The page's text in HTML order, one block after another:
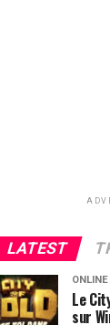
LATEST
ONLINE
Le
sur